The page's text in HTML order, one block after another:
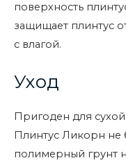
поверхность
защищает плинтус
с влагой.
Уход
Пригоден для
Плинтус Ликорн не
полимерный грунт